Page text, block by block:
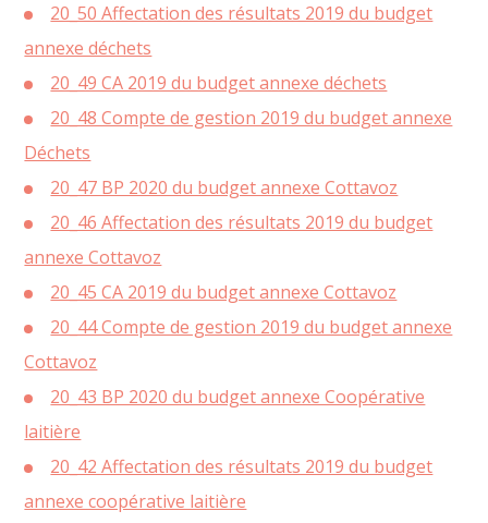
20_50 Affectation des résultats 2019 du budget
annexe déchets
20_49 CA 2019 du budget annexe déchets
20_48 Compte de gestion 2019 du budget annexe
Déchets
20_47 BP 2020 du budget annexe Cottavoz
20_46 Affectation des résultats 2019 du budget
annexe Cottavoz
20_45 CA 2019 du budget annexe Cottavoz
20_44 Compte de gestion 2019 du budget annexe
Cottavoz
20_43 BP 2020 du budget annexe Coopérative
laitière
20_42 Affectation des résultats 2019 du budget
annexe coopérative laitière